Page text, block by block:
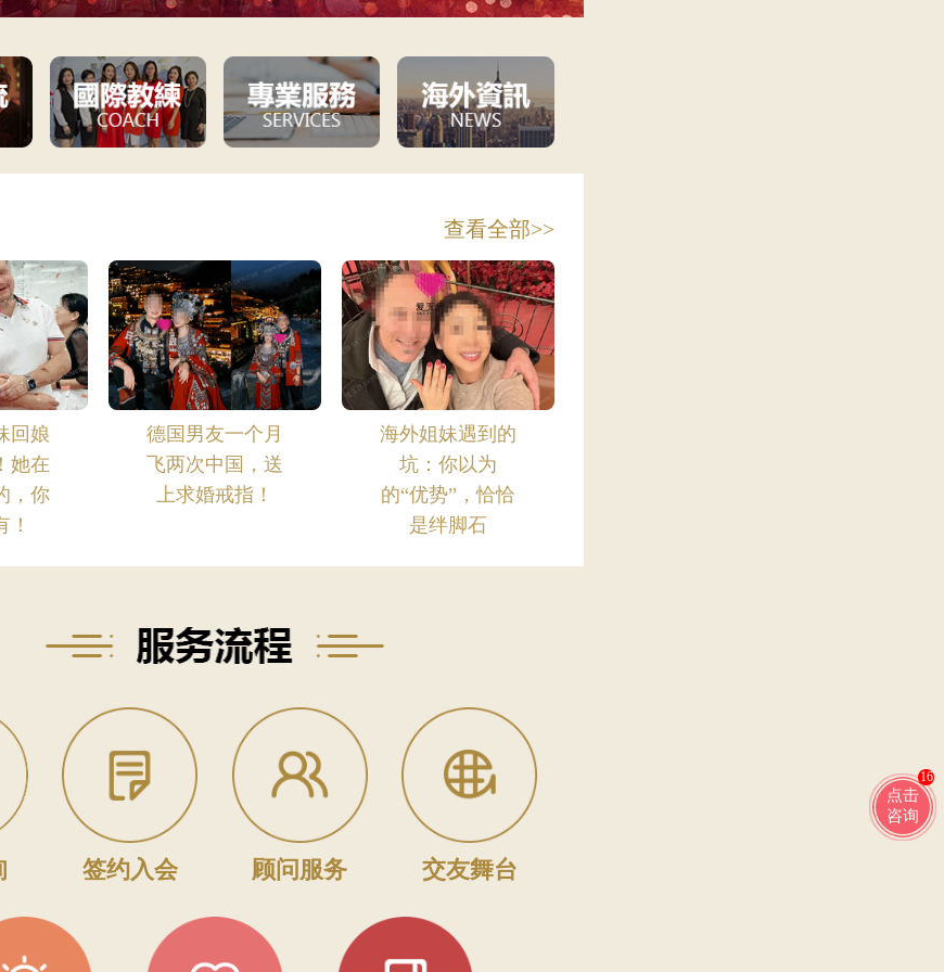
查看全部>>
回娘
她在
，你
！
德国男友一个月
飞两次中国，送
上求婚戒指！
海外姐妹遇到的
坑：你以为
的“优势”，恰恰
是绊脚石
签约入会 顾问服务 交友舞台
点击
咨询
16